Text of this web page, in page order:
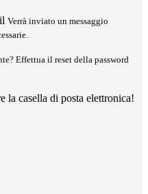
Verrà inviato un messaggio
Effettua il reset della password
la casella di posta elettronica!